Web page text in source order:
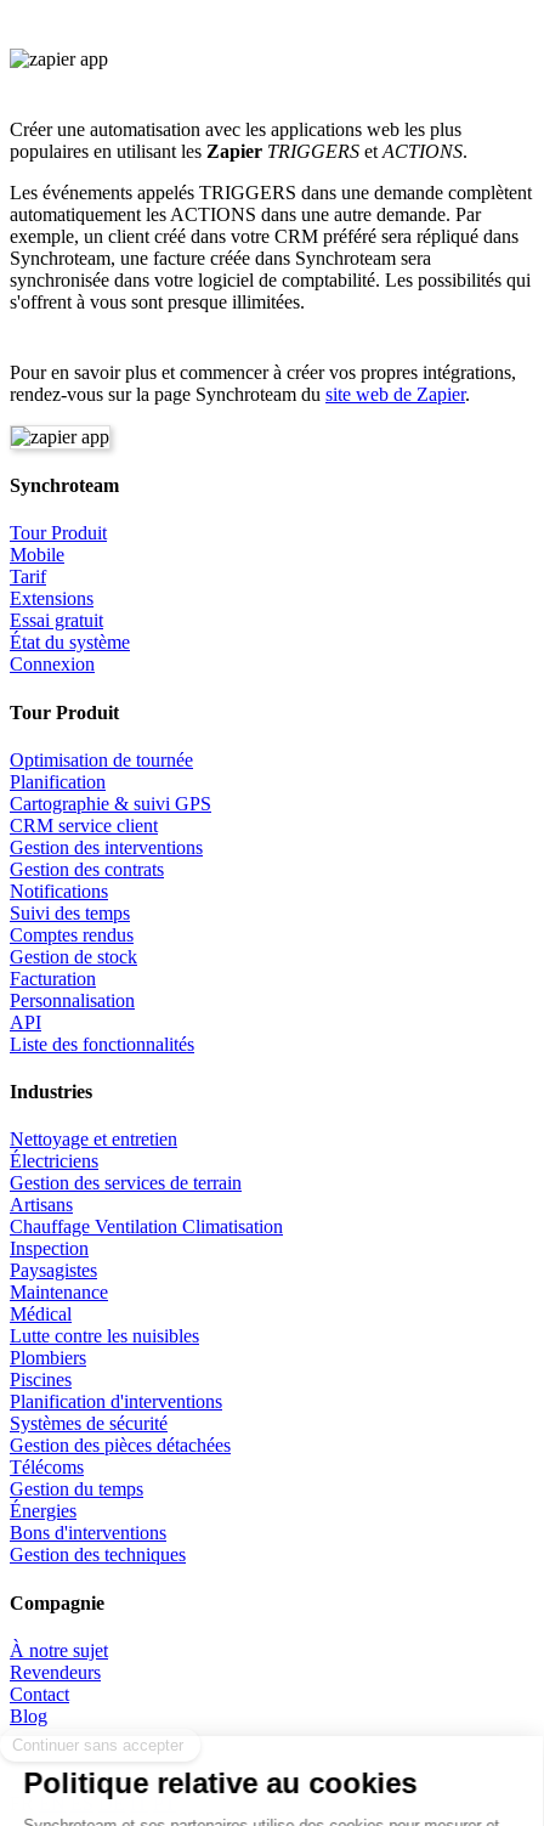
Créer une automatisation avec les applications web les plus
populaires en utilisant les Zapier TRIGGERS et ACTIONS.
Les événements appelés TRIGGERS dans une demande complètent
automatiquement les ACTIONS dans une autre demande. Par
exemple, un client créé dans votre CRM préféré sera répliqué dans
Synchroteam, une facture créée dans Synchroteam sera
synchronisée dans votre logiciel de comptabilité. Les possibilités qui
s'offrent à vous sont presque illimitées.
Pour en savoir plus et commencer à créer vos propres intégrations,
rendez-vous sur la page Synchroteam du site web de Zapier.
Synchroteam
Tour Produit
Mobile
Tarif
Extensions
Essai gratuit
État du système
Connexion
Tour Produit
Optimisation de tournée
Planification
Cartographie & suivi GPS
CRM service client
Gestion des interventions
Gestion des contrats
Notifications
Suivi des temps
Comptes rendus
Gestion de stock
Facturation
Personnalisation
API
Liste des fonctionnalités
Industries
Nettoyage et entretien
Électriciens
Gestion des services de terrain
Artisans
Chauffage Ventilation Climatisation
Inspection
Paysagistes
Maintenance
Médical
Lutte contre les nuisibles
Plombiers
Piscines
Planification d'interventions
Systèmes de sécurité
Gestion des pièces détachées
Télécoms
Gestion du temps
Énergies
Bons d'interventions
Gestion des techniques
Compagnie
À notre sujet
Revendeurs
Contact
Blog
DE